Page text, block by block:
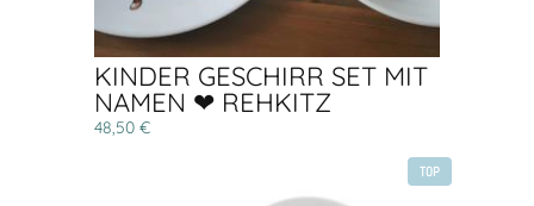
KINDER GESCHIRR SET MIT
NAMEN ❤ REHKITZ
48,50 €
TOP